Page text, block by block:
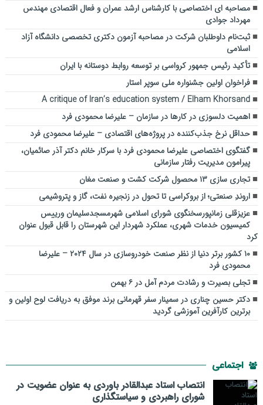
مصاحبه ای اختصاصی با کارشناس ارشد عمران و فعال اقتصادی مهندس
مهرداد جوادی
ثبت‌نام داوطلبان شرکت در مصاحبه آزمون دکتری تخصصی دانشگاه آزاد
اسلامی
تأکید رئیس جمهور کرواسی بر توسعه روابط دوستانه با ایران
فراخوان اولین جشنواره ملی سوپر استار
A critique of Iran’s education system / Elham Khorsand
اهمیت دلسوزی در کارها در سازمان – علیرضا محمودی فرد
حداقل نرخ جذب‌کننده در پروژه‌های اقتصادی – علیرضا محمودی فرد
گفتگوی اختصاصی علیرضا محمودی فرد با سرکار خانم دکتر آذر صائمیان،
پیرامون مدیریت رفتار سازمانی
تجاری سازی ۱۳ محصول شرکت کشت و صنعت مغان
اروندِ صنعتی؛ از بروکراسی تا تحول در زنجیره نفت، گاز و پتروشیمی
عزیزقلی زمانپورسخنگوی شورای اسلامی شهرمسجدسلیمان ورییس
کمیسیون خدمات شهری، عملکرد شهردار این شهرستان را قابل قبول عنوان
کرد
۱۰ کشور برتر دنیا از نظر صنعت خودروسازی در سال ۲۰۲۴ – علیرضا
محمودی فرد
تجلی بصیرت و رشادت مردم آمل‌ در ۶ بهمن
دکتر حسین چناری در سمینار سفر قهرمانی برند موفق به دریافت لوح اولین و
برترین کارآفرین آموزشی گردید
اجتماعی
انتصاب استاد عبدالقادر باوردی به عنوان عضویت در
شورای راهبردی و سیاستگذاری